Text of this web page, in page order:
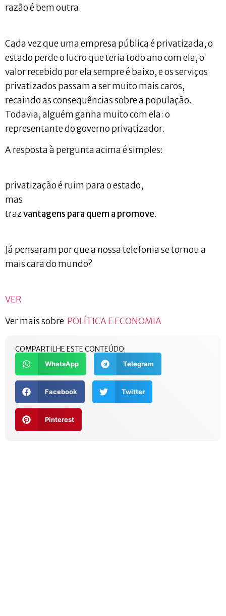
razão é bem outra.
Cada vez que uma empresa pública é privatizada, o
estado perde o lucro que teria todo ano com ela, o
valor recebido por ela sempre é baixo, e os serviços
privatizados passam a ser muito mais caros,
recaindo as consequências sobre a população.
Todavia, alguém ganha muito com ela: o
representante do governo privatizador.
A resposta à pergunta acima é simples:
privatização é ruim para o estado,
mas
trazvantagens para quem a promove.
Já pensaram por que a nossa telefonia se tornou a
mais cara do mundo?
VER
Ver mais sobre POLÍTICA E ECONOMIA
COMPARTILHE ESTE CONTEÚDO:
WhatsApp Telegram
Facebook Twitter
Pinterest